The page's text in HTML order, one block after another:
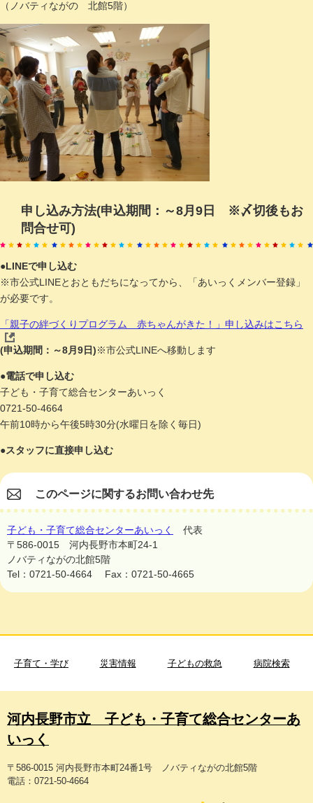
（ノバティながの 北館5階）
申し込み方法(申込期間：～8月9日 ※〆切後もお
問合せ可)
●LINEで申し込む
※市公式LINEとおともだちになってから、「あいっくメンバー登録」
が必要です。
「親子の絆づくりプログラム 赤ちゃんがきた！」申し込みはこちら
(申込期間：～8月9日)※市公式LINEへ移動します
●電話で申し込む
子ども・子育て総合センターあいっく
0721-50-4664
午前10時から午後5時30分(水曜日を除く毎日)
●スタッフに直接申し込む​
このページに関するお問い合わせ先
子ども・子育て総合センターあいっく
代表
〒586-0015
河内長野市本町24-1
ノバティながの北館5階
Tel：0721-50-4664
Fax：0721-50-4665
子育て・学び 災害情報 子どもの救急 病院検索
河内長野市立 子ども・子育て総合センターあ
いっく
〒586-0015 河内長野市本町24番1号 ノバティながの北館5階
電話：0721-50-4664